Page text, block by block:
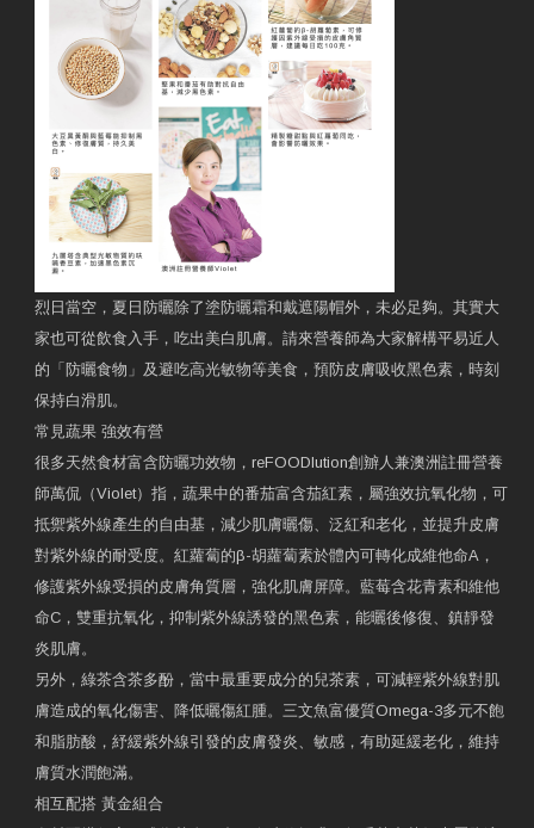
烈日當空，夏日防曬除了塗防曬霜和戴遮陽帽外，未必足夠。其實大
家也可從飲食入手，吃出美白肌膚。請來營養師為大家解構平易近人
的「防曬食物」及避吃高光敏物等美食，預防皮膚吸收黑色素，時刻
保持白滑肌。
常見蔬果 強效有營
很多天然食材富含防曬功效物，reFOODlution創辧人兼澳洲註冊營養
師萬侃（Violet）指，蔬果中的番茄富含茄紅素，屬強效抗氧化物，可
抵禦紫外線產生的自由基，減少肌膚曬傷、泛紅和老化，並提升皮膚
對紫外線的耐受度。紅蘿蔔的β-胡蘿蔔素於體內可轉化成維他命A，
修護紫外線受損的皮膚角質層，強化肌膚屏障。藍莓含花青素和維他
命C，雙重抗氧化，抑制紫外線誘發的黑色素，能曬後修復、鎮靜發
炎肌膚。
另外，綠茶含茶多酚，當中最重要成分的兒茶素，可減輕紫外線對肌
膚造成的氧化傷害、降低曬傷紅腫。三文魚富優質Omega-3多元不飽
和脂肪酸，紓緩紫外線引發的皮膚發炎、敏感，有助延緩老化，維持
膚質水潤飽滿。
相互配搭 黃金組合